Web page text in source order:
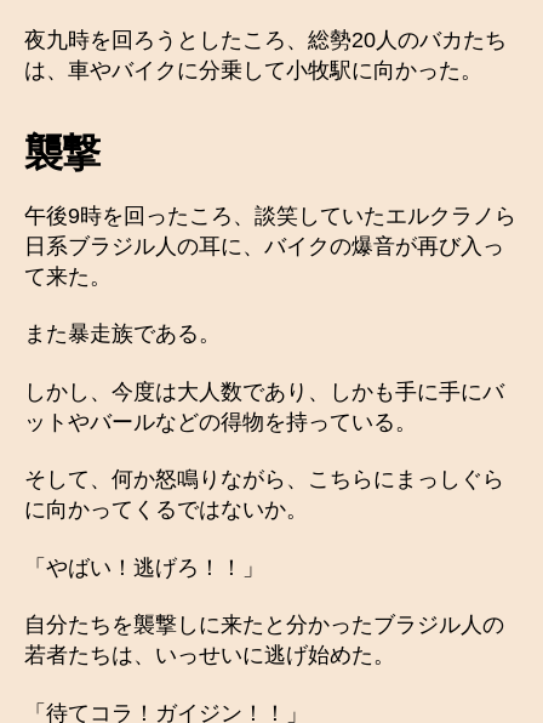
夜九時を回ろうとしたころ、総勢20人のバカたち
は、車やバイクに分乗して小牧駅に向かった。
襲撃
午後9時を回ったころ、談笑していたエルクラノら
日系ブラジル人の耳に、バイクの爆音が再び入っ
て来た。
また暴走族である。
しかし、今度は大人数であり、しかも手に手にバ
ットやバールなどの得物を持っている。
そして、何か怒鳴りながら、こちらにまっしぐら
に向かってくるではないか。
「やばい！逃げろ！！」
自分たちを襲撃しに来たと分かったブラジル人の
若者たちは、いっせいに逃げ始めた。
「待てコラ！ガイジン！！」